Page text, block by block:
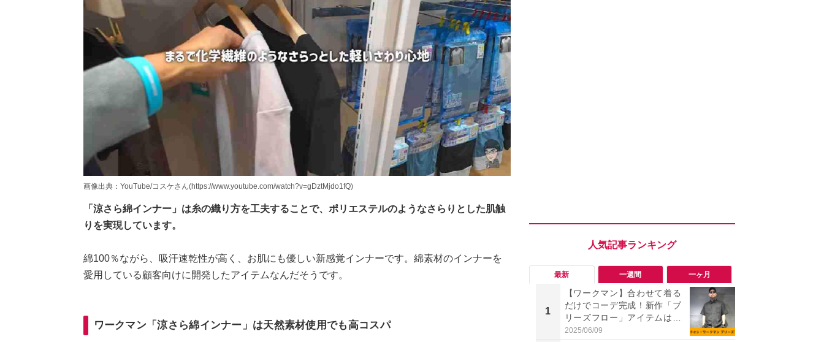
画像出典：YouTube/コスケさん(https://www.youtube.com/watch?v=gDztMjdo1fQ)
「涼さら綿インナー」は糸の織り方を工夫することで、ポリエステルのようなさらりとした肌触
りを実現しています。
綿100％ながら、吸汗速乾性が高く、お肌にも優しい新感覚インナーです。綿素材のインナーを
愛用している顧客向けに開発したアイテムなんだそうです。
ワークマン「涼さら綿インナー」は天然素材使用でも高コスパ
最新 一週間 一ヶ月
1
【ワークマン】合わせて着る
だけでコーデ完成！新作「ブ
リーズフロー」アイテムはセ
ットアップがおしゃれ！
2025/06/09